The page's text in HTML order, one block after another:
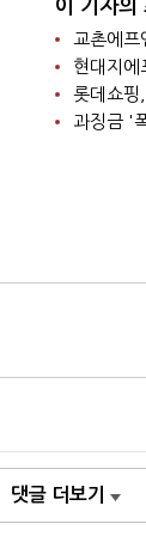
이 기자의
교촌에
롯데쇼
과징금 '
댓글 더보기